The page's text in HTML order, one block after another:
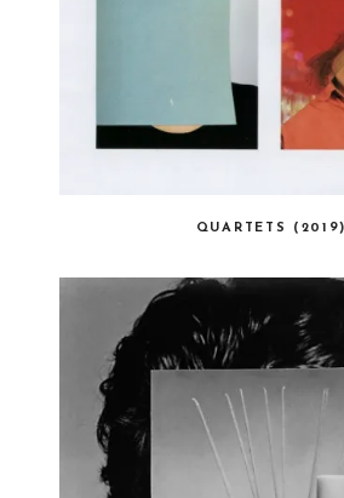
QUARTETS (2019)